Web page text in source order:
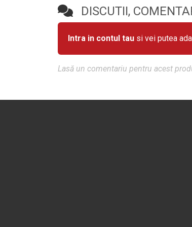
DISCUTII,
Intra in contul tau si vei putea
Lasă un comentariu pentru acest